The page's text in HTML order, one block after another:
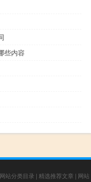
些内容
网站分类目录 | 精选推荐文章 | 网站